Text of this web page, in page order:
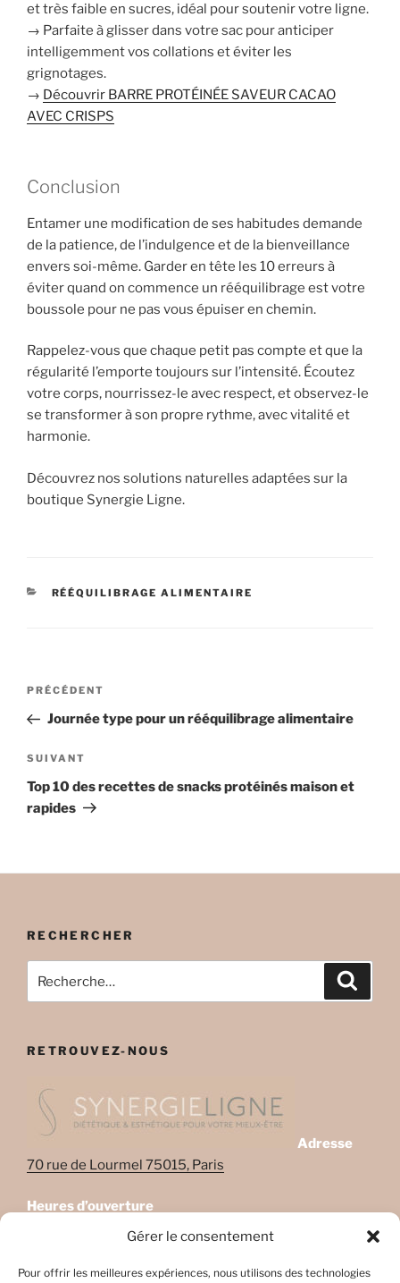
Gérer le consentement
Pour offrir les meilleures expériences, nous utilisons des technologies
et très faible en sucres, idéal pour soutenir votre ligne.
→ Parfaite à glisser dans votre sac pour anticiper
intelligemment vos collations et éviter les
grignotages.
→ Découvrir BARRE PROTÉINÉE SAVEUR CACAO
AVEC CRISPS
Conclusion
Entamer une modification de ses habitudes demande
de la patience, de l’indulgence et de la bienveillance
envers soi-même. Garder en tête les 10 erreurs à
éviter quand on commence un rééquilibrage est votre
boussole pour ne pas vous épuiser en chemin.
Rappelez-vous que chaque petit pas compte et que la
régularité l’emporte toujours sur l’intensité. Écoutez
votre corps, nourrissez-le avec respect, et observez-le
se transformer à son propre rythme, avec vitalité et
harmonie.
Découvrez nos solutions naturelles adaptées sur la
boutique Synergie Ligne.
CATÉGORIES
RÉÉQUILIBRAGE ALIMENTAIRE
Navigation
l’article
Article
précédent
PRÉCÉDENT
Journée type pour un rééquilibrage alimentaire
Article
suivant
SUIVANT
Top 10 des recettes de snacks protéinés maison et
rapides
RECHERCHER
pour
RETROUVEZ-NOUS
Adresse
70 rue de Lourmel 75015, Paris
Heures d’ouverture
Lundi: 08:45–22:00
Mercredi: Fermé